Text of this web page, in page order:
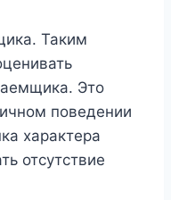
Таким
Это
поведении
характера
отсутствие